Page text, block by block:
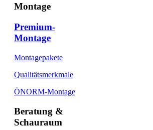
Montage
Premium-
Montage
Montagepakete
Qualitätsmerkmale
ÖNORM-Montage
Beratung &
Schauraum